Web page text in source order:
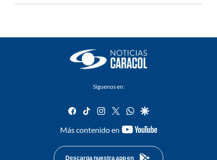
Síguenos en:
facebook
tiktok instagram
twitterwhatsapp
google
Más contenido en
youtube-
Descarga nuestra app en